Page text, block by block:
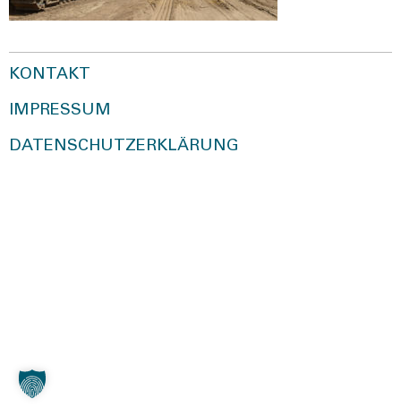
KONTAKT
IMPRESSUM
DATENSCHUTZERKLÄRUNG